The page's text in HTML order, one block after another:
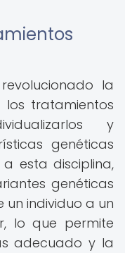
la
tratamientos
y
genéticas
esta disciplina,
genéticas
individuo a un
lo que permite
adecuado y la